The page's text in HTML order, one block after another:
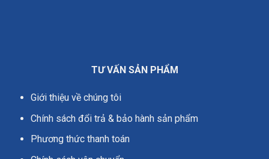
TƯ VẤN SẢN PHẨM
Giới thiệu về chúng tôi
Chính sách đổi trả & bảo hành sản phẩm
Phương thức thanh toán